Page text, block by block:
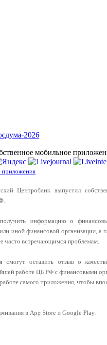
2026
мобильное
приложения
Центробанк выпустил
информацию о
иной финансовой организации, а
часто встречающимся проблемам.
смогут оставить отзыв о
работе ЦБ РФ с финансовыми
самого приложения, чтобы
в App Store и Google Play.